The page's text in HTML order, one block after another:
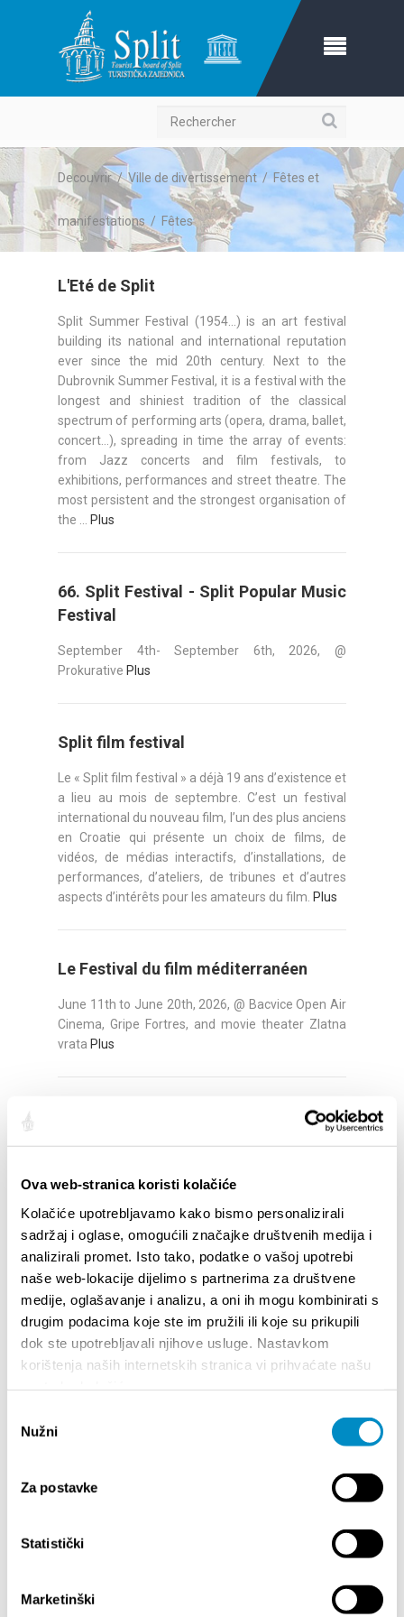
Ova web-stranica koristi kolačiće
Kolačiće upotrebljavamo kako bismo personalizirali
sadržaj i oglase, omogućili značajke društvenih medija i
analizirali promet. Isto tako, podatke o vašoj upotrebi
naše web-lokacije dijelimo s partnerima za društvene
medije, oglašavanje i analizu, a oni ih mogu kombinirati s
drugim podacima koje ste im pružili ili koje su prikupili
dok ste upotrebljavali njihove usluge. Nastavkom
korištenja naših internetskih stranica vi prihvaćate našu
pristanka
Nužni
Za postavke
Statistički
Marketinški
Rechercher
Decouvrir/Ville de divertissement/Fêtes et
manifestations/ Fêtes
L'Eté de Split
Split Summer Festival (1954...) is an art festival
building its national and international reputation
ever since the mid 20th century. Next to the
Dubrovnik Summer Festival, it is a festival with the
longest and shiniest tradition of the classical
spectrum of performing arts (opera, drama, ballet,
concert...), spreading in time the array of events:
from Jazz concerts and film festivals, to
exhibitions, performances and street theatre. The
most persistent and the strongest organisation of
the ...
Plus
66. Split Festival - Split Popular Music
Festival
September 4th- September 6th, 2026, @
Prokurative Plus
Split film festival
Le « Split film festival » a déjà 19 ans d’existence et
a lieu au mois de septembre. C’est un festival
international du nouveau film, l’un des plus anciens
en Croatie qui présente un choix de films, de
vidéos, de médias interactifs, d’installations, de
performances, d’ateliers, de tribunes et d’autres
aspects d’intérêts pour les amateurs du film. Plus
Le Festival du film méditerranéen
June 11th to June 20th, 2026, @ Bacvice Open Air
Cinema, Gripe Fortres, and movie theater Zlatna
vrata Plus
Festival de musique électronique qui a lieu à Split
les meilleures DJ au monde et le festival attire des
dizaines de milliers de jeunes fans des partys de
ce genre, venant de presque 120 pays du monde.
Plus
FÊTES ET MANIFESTATIONS
14/07/26
Etnografskog muzeja